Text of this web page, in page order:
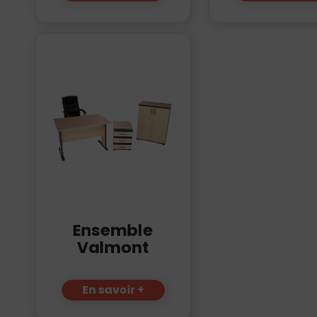
Ensemble
Valmont
En savoir +